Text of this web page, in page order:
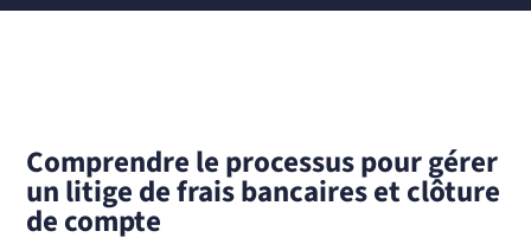
Comprendre le processus pour gérer
un litige de frais bancaires et clôture
de compte